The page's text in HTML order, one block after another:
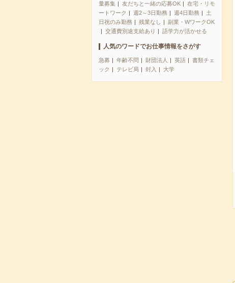
量募集
友だちと一緒の応募OK
在宅・リモ
ートワーク
週2～3日勤務 週4日勤務
土
日祝のみ勤務
残業なし
副業・WワークOK
交通費別途支給あり
語学力が活かせる
人気のワードでお仕事情報をさがす
急募 年齢不問 財団法人 英語
書類チェ
ック
テレビ局 封入 大学